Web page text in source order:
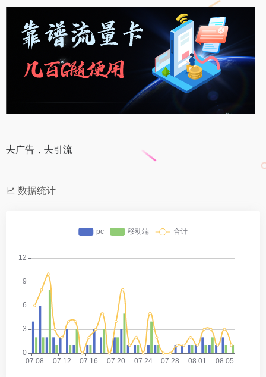
去广告，去引流
数据统计